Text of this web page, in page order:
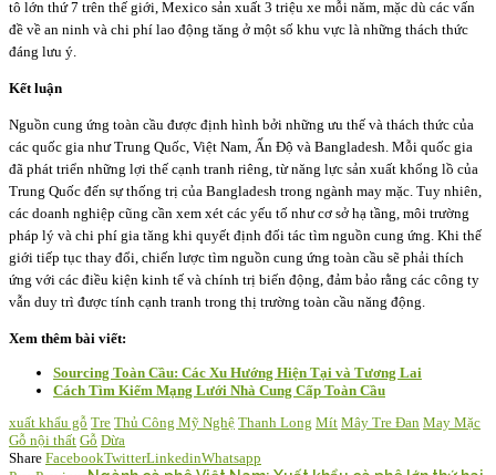
tô lớn thứ 7 trên thế giới, Mexico sản xuất 3 triệu xe mỗi năm, mặc dù các vấn
đề về an ninh và chi phí lao động tăng ở một số khu vực là những thách thức
đáng lưu ý.
Kết luận
Nguồn cung ứng toàn cầu được định hình bởi những ưu thế và thách thức của
các quốc gia như Trung Quốc, Việt Nam, Ấn Độ và Bangladesh. Mỗi quốc gia
đã phát triển những lợi thế cạnh tranh riêng, từ năng lực sản xuất khổng lồ của
Trung Quốc đến sự thống trị của Bangladesh trong ngành may mặc. Tuy nhiên,
các doanh nghiệp cũng cần xem xét các yếu tố như cơ sở hạ tầng, môi trường
pháp lý và chi phí gia tăng khi quyết định đối tác tìm nguồn cung ứng. Khi thế
giới tiếp tục thay đổi, chiến lược tìm nguồn cung ứng toàn cầu sẽ phải thích
ứng với các điều kiện kinh tế và chính trị biến động, đảm bảo rằng các công ty
vẫn duy trì được tính cạnh tranh trong thị trường toàn cầu năng động.
Xem thêm bài viết:
Sourcing Toàn Cầu: Các Xu Hướng Hiện Tại và Tương Lai
Cách Tìm Kiếm Mạng Lưới Nhà Cung Cấp Toàn Cầu
xuất khẩu gỗ Tre Thủ Công Mỹ Nghệ Thanh Long Mít Mây Tre Đan May Mặc
Gỗ nội thất Gỗ Dừa
Share FacebookTwitterLinkedinWhatsapp